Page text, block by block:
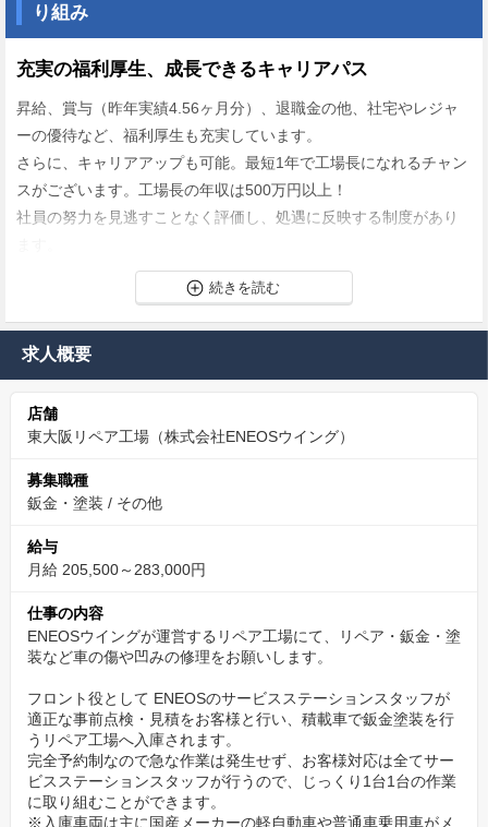
り組み
充実の福利厚生、成長できるキャリアパス
昇給、賞与（昨年実績4.56ヶ月分）、退職金の他、社宅やレジャ
ーの優待など、福利厚生も充実しています。
さらに、キャリアアップも可能。最短1年で工場長になれるチャン
スがございます。工場長の年収は500万円以上！
社員の努力を見逃すことなく評価し、処遇に反映する制度があり
長く安心して働くことができます
年間休日は125日！さらに、シフトのローテーションを毎月作成し
ているので希望休も取りやすい環境です。
ら、勤続10年、40年と長く勤務してくれるスタッフが多いことも
自慢です。
人間関係良好でとても風通しが良く働きやすい環境です。応募お
技術系の研修もしっかり！会社負担で車体整備士資格
の取得も支援
鈑金や塗装業務の技術向上の為に、外部講師を招いての研修など
もあります！
車体整備士資格の取得も推奨しており、受講料や受験料等は会社
が全て負担しています。
講習などの時間も勤務内で参加して頂くのでご安心ください。
求人概要
店舗
東大阪リペア工場（株式会社ENEOSウイング）
募集職種
鈑金・塗装 / その他
給与
月給 205,500～283,000円
仕事の内容
ENEOSウイングが運営するリペア工場にて、リペア・鈑金・塗
装など車の傷や凹みの修理をお願いします。
フロント役として ENEOSのサービスステーションスタッフが
適正な事前点検・見積をお客様と行い、積載車で鈑金塗装を行
うリペア工場へ入庫されます。
完全予約制なので急な作業は発生せず、お客様対応は全てサー
ビスステーションスタッフが行うので、じっくり1台1台の作業
に取り組むことができます。
※入庫車両は主に国産メーカーの軽自動車や普通車乗用車がメ